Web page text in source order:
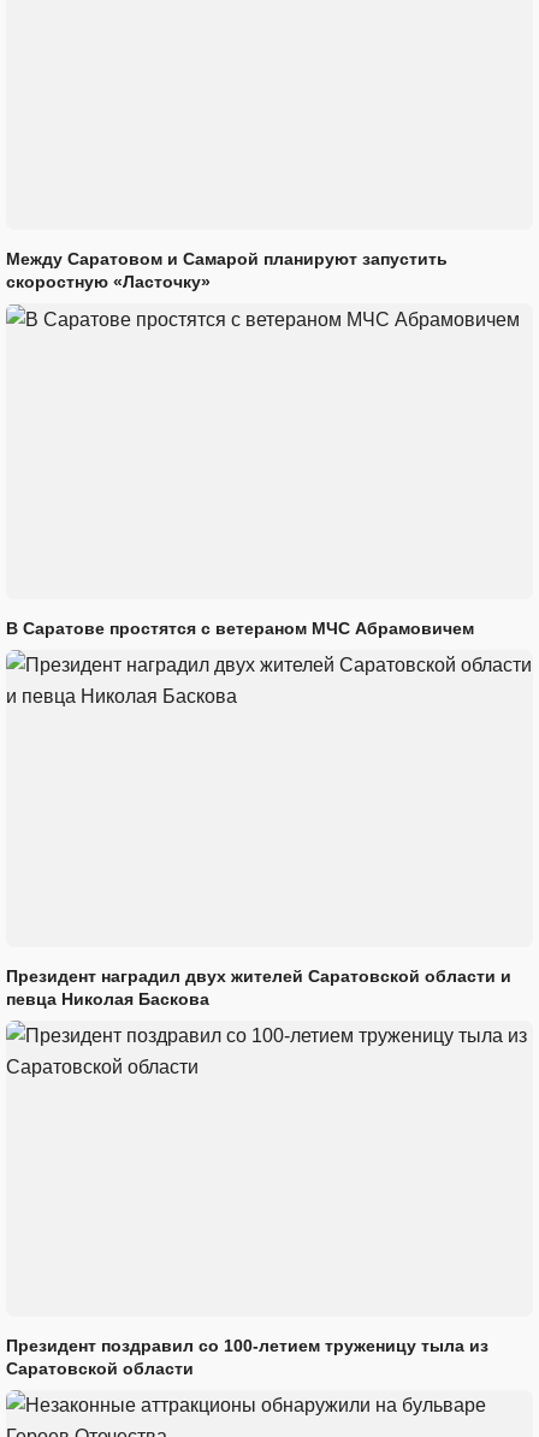
Между Саратовом и Самарой планируют запустить
скоростную «Ласточку»
В Саратове простятся с ветераном МЧС Абрамовичем
Президент наградил двух жителей Саратовской области и
певца Николая Баскова
Президент поздравил со 100-летием труженицу тыла из
Саратовской области